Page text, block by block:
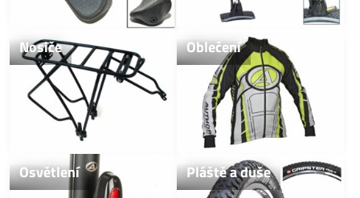
Nosiče Oblečení
Osvětlení Pláště a duše